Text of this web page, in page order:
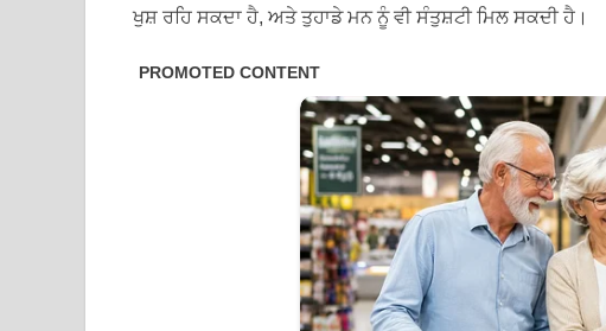
ਖੁਸ਼ ਰਹਿ ਸਕਦਾ ਹੈ, ਅਤੇ ਤੁਹਾਡੇ ਮਨ ਨੂੰ ਵੀ ਸੰਤੁਸ਼ਟੀ ਮਿਲ ਸਕਦੀ ਹੈ।